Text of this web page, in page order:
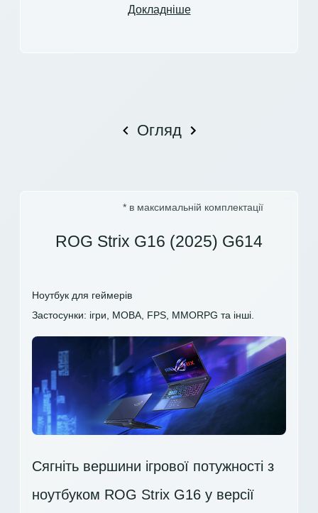
Докладніше
Огляд
* в максимальній комплектації
ROG Strix G16 (2025) G614
Ноутбук для геймерів
Застосунки: ігри, MOBA, FPS, MMORPG та інші.
Сягніть вершини ігрової потужності з
ноутбуком ROG Strix G16 у версії